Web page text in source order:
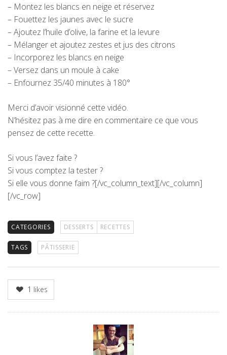
– Montez les blancs en neige et réservez
– Fouettez les jaunes avec le sucre
– Ajoutez l’huile d’olive, la farine et la levure
– Mélanger et ajoutez zestes et jus des citrons
– Incorporez les blancs en neige
– Versez dans un moule à cake
– Enfournez 35/40 minutes à 180°
Merci d’avoir visionné cette vidéo.
N’hésitez pas à me dire en commentaire ce que vous
pensez de cette recette.
Si vous l’avez faite ?
Si vous comptez la tester ?
Si elle vous donne faim ?[/vc_column_text][/vc_column]
[/vc_row]
CATEGORIES DESSERTS RECETTES
TAGS PÂTISSERIE
1 likes